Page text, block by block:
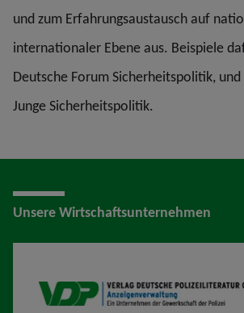
und zum Erfahrungsaustausch auf
internationaler Ebene aus. Beispiele
Deutsche Forum Sicherheitspolitik,
Junge Sicherheitspolitik.
Unsere Wirtschaftsunternehmen
VDP AV